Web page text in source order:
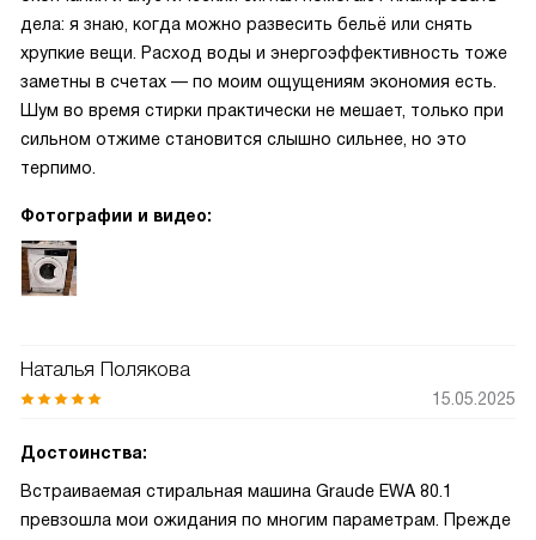
дела: я знаю, когда можно развесить бельё или снять
хрупкие вещи. Расход воды и энергоэффективность тоже
заметны в счетах — по моим ощущениям экономия есть.
Шум во время стирки практически не мешает, только при
сильном отжиме становится слышно сильнее, но это
терпимо.
Фотографии и видео:
Наталья Полякова
15.05.2025
Достоинства:
Встраиваемая стиральная машина Graude EWA 80.1
превзошла мои ожидания по многим параметрам. Прежде